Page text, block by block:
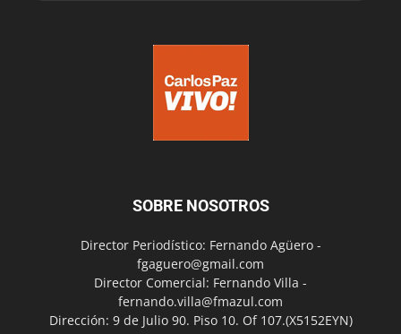
SOBRE NOSOTROS
Director Periodístico: Fernando Agüero -
fgaguero@gmail.com
Director Comercial: Fernando Villa -
fernando.villa@fmazul.com
Dirección: 9 de Julio 90. Piso 10. Of 107.(X5152EYN)